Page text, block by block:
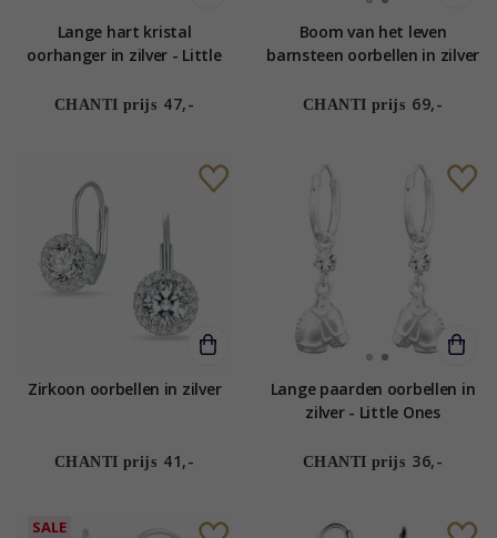
Lange hart kristal
oorhanger in zilver - Little
CHANTI prijs 47,-
Boom van het leven
barnsteen oorbellen in zilver
CHANTI prijs 69,-
Zirkoon oorbellen in zilver
CHANTI prijs 41,-
Lange paarden oorbellen in
zilver - Little Ones
CHANTI prijs 36,-
SALE